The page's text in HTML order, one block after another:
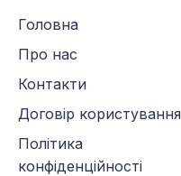
Головна
Про нас
Контакти
Договір користування
Політика
конфіденційності